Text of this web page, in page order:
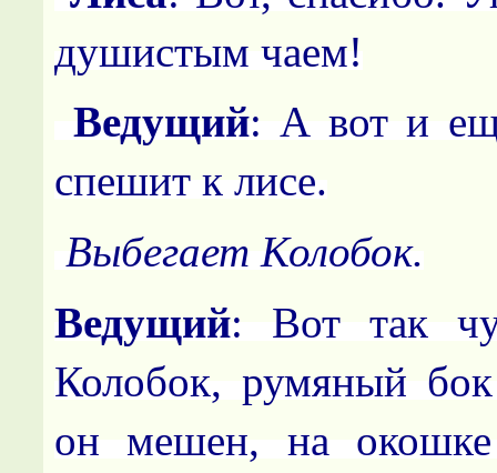
душистым чаем!
Ведущий: А вот и
спешит к лисе.
Выбегает Колобок.
Ведущий: Вот так
Колобок, румяный
он мешен, на